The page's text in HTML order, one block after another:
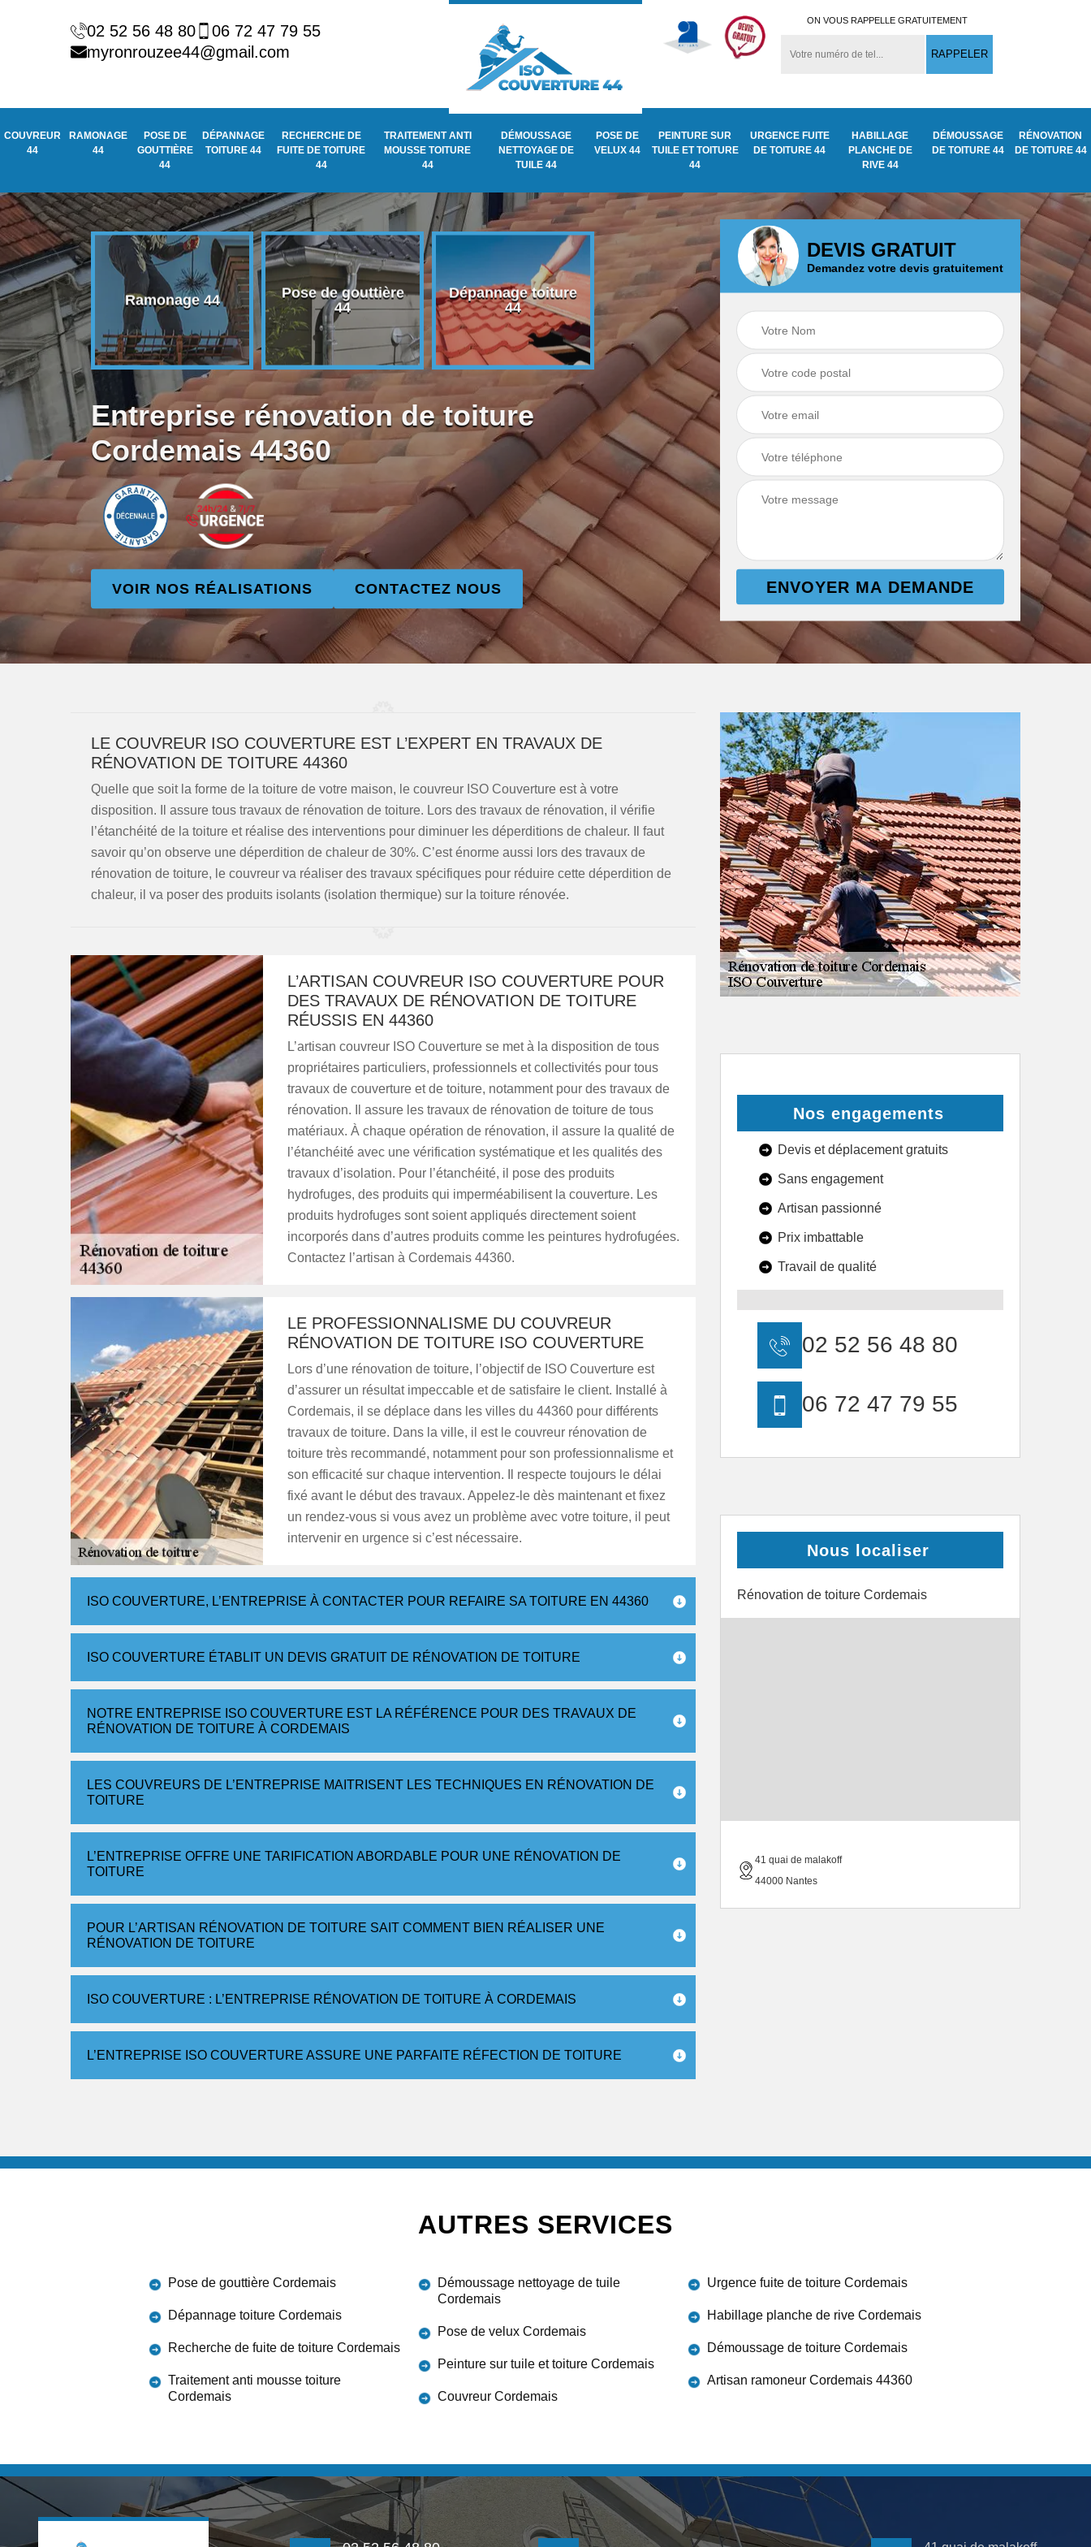
02 52 56 48 80
06 72 47 79 55
myronrouzee44@gmail.com
ON VOUS RAPPELLE GRATUITEMENT
COUVREUR
44
RAMONAGE
44
POSE DE
GOUTTIÈRE
44
DÉPANNAGE
TOITURE 44
RECHERCHE DE
FUITE DE TOITURE
44
TRAITEMENT ANTI
MOUSSE TOITURE
44
DÉMOUSSAGE
NETTOYAGE DE
TUILE 44
POSE DE
VELUX 44
PEINTURE SUR
TUILE ET TOITURE
44
URGENCE FUITE
DE TOITURE 44
HABILLAGE
PLANCHE DE
RIVE 44
DÉMOUSSAGE
DE TOITURE 44
RÉNOVATION
DE TOITURE 44
44 Ramonage 44
Pose de gouttière
44
Dépannage toiture
44
Recherche de fuite
de toiture 44
Traitement anti
Démoussage
nettoyage de tuile
44
Entreprise rénovation de toiture
Cordemais 44360
VOIR NOS RÉALISATIONS CONTACTEZ NOUS
DEVIS GRATUIT
Demandez votre devis gratuitement
LE COUVREUR ISO COUVERTURE EST L’EXPERT EN TRAVAUX DE
RÉNOVATION DE TOITURE 44360
Quelle que soit la forme de la toiture de votre maison, le couvreur ISO Couverture est à votre
disposition. Il assure tous travaux de rénovation de toiture. Lors des travaux de rénovation, il vérifie
l’étanchéité de la toiture et réalise des interventions pour diminuer les déperditions de chaleur. Il faut
savoir qu’on observe une déperdition de chaleur de 30%. C’est énorme aussi lors des travaux de
rénovation de toiture, le couvreur va réaliser des travaux spécifiques pour réduire cette déperdition de
chaleur, il va poser des produits isolants (isolation thermique) sur la toiture rénovée.
L’ARTISAN COUVREUR ISO COUVERTURE POUR
DES TRAVAUX DE RÉNOVATION DE TOITURE
RÉUSSIS EN 44360
L’artisan couvreur ISO Couverture se met à la disposition de tous
propriétaires particuliers, professionnels et collectivités pour tous
travaux de couverture et de toiture, notamment pour des travaux de
rénovation. Il assure les travaux de rénovation de toiture de tous
matériaux. À chaque opération de rénovation, il assure la qualité de
l’étanchéité avec une vérification systématique et les qualités des
travaux d’isolation. Pour l’étanchéité, il pose des produits
hydrofuges, des produits qui imperméabilisent la couverture. Les
produits hydrofuges sont soient appliqués directement soient
incorporés dans d’autres produits comme les peintures hydrofugées.
Contactez l’artisan à Cordemais 44360.
LE PROFESSIONNALISME DU COUVREUR
RÉNOVATION DE TOITURE ISO COUVERTURE
Lors d’une rénovation de toiture, l’objectif de ISO Couverture est
d’assurer un résultat impeccable et de satisfaire le client. Installé à
Cordemais, il se déplace dans les villes du 44360 pour différents
travaux de toiture. Dans la ville, il est le couvreur rénovation de
toiture très recommandé, notamment pour son professionnalisme et
son efficacité sur chaque intervention. Il respecte toujours le délai
fixé avant le début des travaux. Appelez-le dès maintenant et fixez
un rendez-vous si vous avez un problème avec votre toiture, il peut
intervenir en urgence si c’est nécessaire.
ISO COUVERTURE, L’ENTREPRISE À CONTACTER POUR REFAIRE SA TOITURE EN 44360
ISO COUVERTURE ÉTABLIT UN DEVIS GRATUIT DE RÉNOVATION DE TOITURE
NOTRE ENTREPRISE ISO COUVERTURE EST LA RÉFÉRENCE POUR DES TRAVAUX DE
RÉNOVATION DE TOITURE À CORDEMAIS
LES COUVREURS DE L’ENTREPRISE MAITRISENT LES TECHNIQUES EN RÉNOVATION DE
TOITURE
L’ENTREPRISE OFFRE UNE TARIFICATION ABORDABLE POUR UNE RÉNOVATION DE
TOITURE
POUR L’ARTISAN RÉNOVATION DE TOITURE SAIT COMMENT BIEN RÉALISER UNE
RÉNOVATION DE TOITURE
ISO COUVERTURE : L’ENTREPRISE RÉNOVATION DE TOITURE À CORDEMAIS
L’ENTREPRISE ISO COUVERTURE ASSURE UNE PARFAITE RÉFECTION DE TOITURE
Nos engagements
Devis et déplacement gratuits
Sans engagement
Artisan passionné
Prix imbattable
Travail de qualité
02 52 56 48 80
06 72 47 79 55
Nous localiser
Rénovation de toiture Cordemais
41 quai de malakoff
44000 Nantes
AUTRES SERVICES
Pose de gouttière Cordemais
Dépannage toiture Cordemais
Recherche de fuite de toiture Cordemais
Traitement anti mousse toiture
Cordemais
Démoussage nettoyage de tuile
Cordemais
Pose de velux Cordemais
Peinture sur tuile et toiture Cordemais
Couvreur Cordemais
Urgence fuite de toiture Cordemais
Habillage planche de rive Cordemais
Démoussage de toiture Cordemais
Artisan ramoneur Cordemais 44360